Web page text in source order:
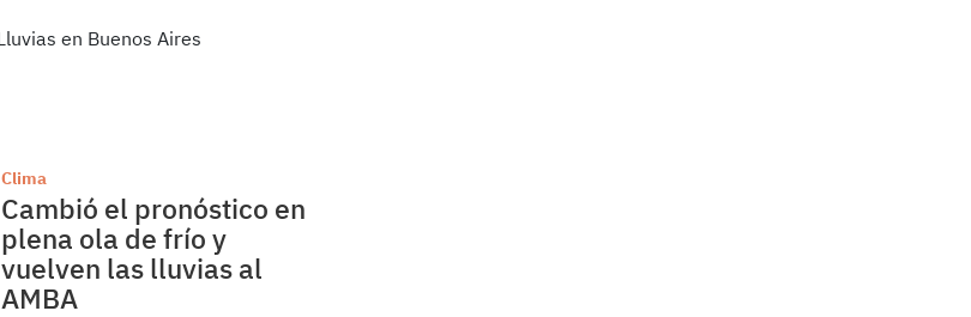
Clima
Cambió el pronóstico en
plena ola de frío y
vuelven las lluvias al
AMBA